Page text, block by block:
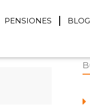
PENSIONES BLOG